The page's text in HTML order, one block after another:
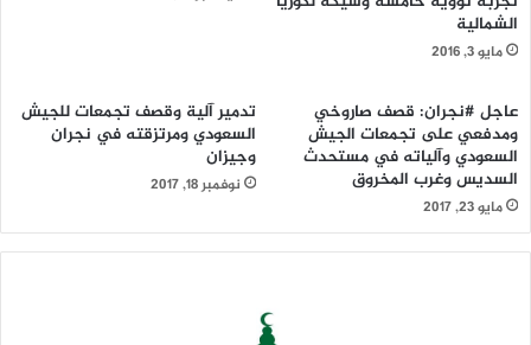
الشمالية
مايو 3, 2016
عاجل #نجران: قصف صاروخي
ومدفعي على تجمعات الجيش
السعودي وآلياته في مستحدث
السديس وغرب المخروق
مايو 23, 2017
تدمير آلية وقصف تجمعات للجيش
السعودي ومرتزقته في نجران
وجيزان
نوفمبر 18, 2017